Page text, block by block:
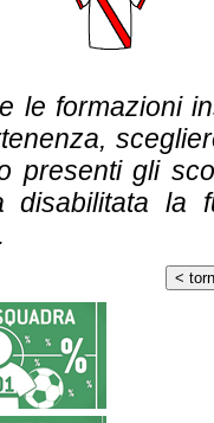
le formazioni
presenti gli
disabilitata la